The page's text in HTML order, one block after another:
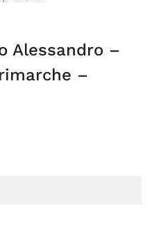
Alessandro –
–